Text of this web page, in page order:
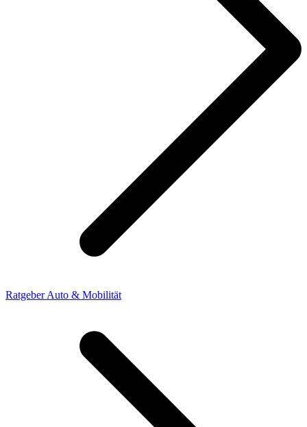
Ratgeber Auto & Mobilität